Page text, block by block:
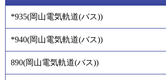
*935(岡山電気軌道(バス))
*940(岡山電気軌道(バス))
890(岡山電気軌道(バス))